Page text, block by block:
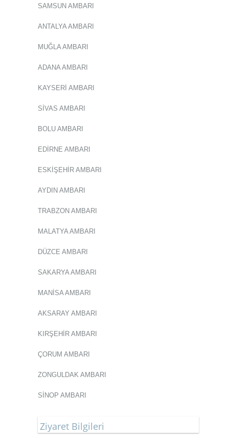
SAMSUN AMBARI
ANTALYA AMBARI
MUĞLA AMBARI
ADANA AMBARI
KAYSERİ AMBARI
SİVAS AMBARI
BOLU AMBARI
EDİRNE AMBARI
ESKİŞEHİR AMBARI
AYDIN AMBARI
TRABZON AMBARI
MALATYA AMBARI
DÜZCE AMBARI
SAKARYA AMBARI
MANİSA AMBARI
AKSARAY AMBARI
KIRŞEHİR AMBARI
ÇORUM AMBARI
ZONGULDAK AMBARI
SİNOP AMBARI
Ziyaret Bilgileri